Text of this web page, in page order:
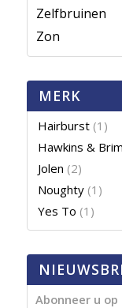
Zelfbruinen
Zon
MERK
Hairburst (1)
Hawkins &
Jolen (2)
Noughty (1)
Yes To (1)
Abonneer u